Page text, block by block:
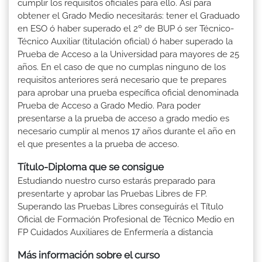
cumplir los requisitos oficiales para ello. Así para
obtener el Grado Medio necesitarás: tener el Graduado
en ESO ó haber superado el 2º de BUP ó ser Técnico-
Técnico Auxiliar (titulación oficial) ó haber superado la
Prueba de Acceso a la Universidad para mayores de 25
años. En el caso de que no cumplas ninguno de los
requisitos anteriores será necesario que te prepares
para aprobar una prueba específica oficial denominada
Prueba de Acceso a Grado Medio. Para poder
presentarse a la prueba de acceso a grado medio es
necesario cumplir al menos 17 años durante el año en
el que presentes a la prueba de acceso.
Título-Diploma que se consigue
Estudiando nuestro curso estarás preparado para
presentarte y aprobar las Pruebas Libres de FP.
Superando las Pruebas Libres conseguirás el Título
Oficial de Formación Profesional de Técnico Medio en
FP Cuidados Auxiliares de Enfermería a distancia
Más información sobre el curso